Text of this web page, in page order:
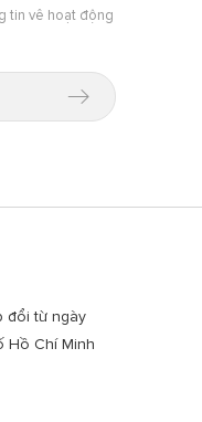
tin vê hoạt động
đổi từ ngày
Hồ Chí Minh